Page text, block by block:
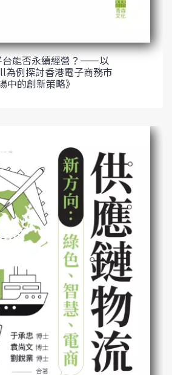
台能否永續經營？——以
為例探討香港電子商務市
中的創新策略》